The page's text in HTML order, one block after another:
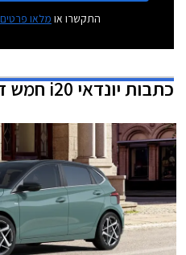
התקשרו או מלאו פרטים
כתבותיונדאי i20 חמש דלתות